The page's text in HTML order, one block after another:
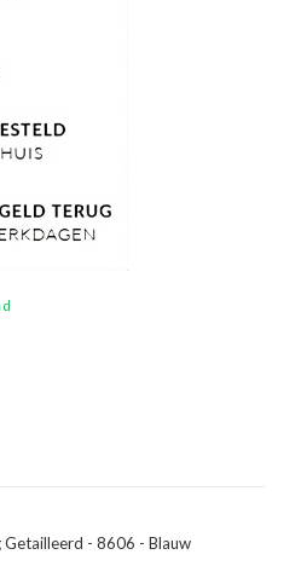
Getailleerd - 8606 - Blauw